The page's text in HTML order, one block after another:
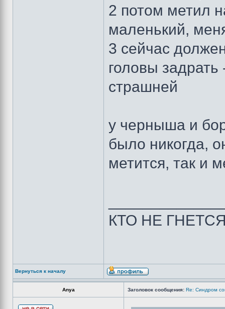
2 потом метил
маленький,
3 сейчас
головы
страшней
у черныша и
было никогда,
метится, так и
КТО НЕ
Вернуться к началу
Anya Заголовок сообщения: Re: Синдром